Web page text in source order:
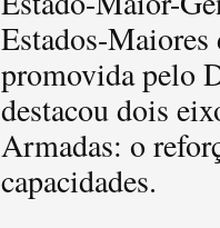
Estados-
promovida pelo
destacou dois
Armadas: o
capacidades.